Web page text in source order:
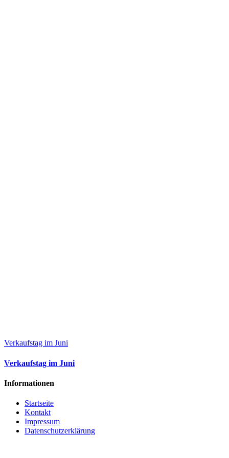
Verkaufstag im Juni
Verkaufstag im Juni
Informationen
Startseite
Kontakt
Impressum
Datenschutzerklärung